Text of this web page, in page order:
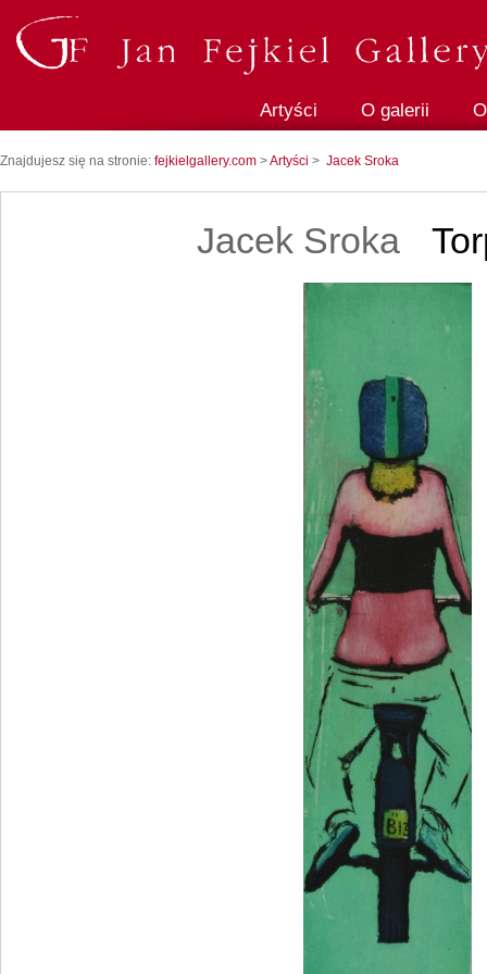
Artyści O galerii
Znajdujesz się na stronie: fejkielgallery.com >Artyści > Jacek Sroka
Jacek Sroka